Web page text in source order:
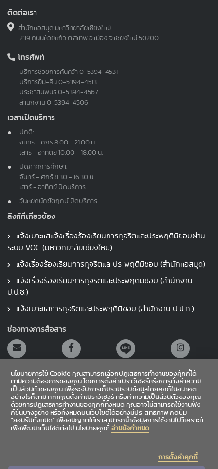
ติดต่อเรา
สำนักหอสมุด มหาวิทยาลัยเชียงใหม่
239 ถนนห้วยแก้ว ต.สุเทพ อ.เมือง จ.เชียงใหม่ 50200
โทรศัพท์
บริการช่วยการค้นคว้า 0-5394-4531
บริการยืม-คืน 0-5394-4513
ประชาสัมพันธ์ 0-5394-4567
สำนักงาน 0-5394-4506
เวลาเปิดบริการ
ปกติ:
จันทร์ - ศุกร์ 8.00 - 21.00 น.
เสาร์ - อาทิตย์ 10.00 - 18.00 น.
ปิดภาคการศึกษา:
จันทร์ - ศุกร์ 8.30 - 16.30 น.
เสาร์ - อาทิตย์ ปิดบริการ
วันหยุดนักขัตฤกษ์ ปิดบริการ
ลิงก์ที่เกี่ยวข้อง
แจ้งเบาะแสแจ้งเรื่องร้องเรียนการทุจริตและประพฤติมิชอบผ่าน
ระบบ VOC (มหาวิทยาลัยเชียงใหม่)
แจ้งเรื่องร้องเรียนการทุจริตและประพฤติมิชอบ (สำนักหอสมุด)
แจ้งเรื่องร้องเรียนการทุจริตและประพฤติมิชอบ (สำนักงาน
ป.ป.ช.)
แจ้งเบาะแสการทุจริตและประพฤติมิชอบ (สำนักงาน ป.ป.ท.)
ช่องทางการสื่อสาร
สายตรงผู้อำนวยการ
เข้าสู่ระบบ
ข้อเสนอแนะ | สถิติผู้เข้าชม | 4,869,803
นโยบายการใช้ Cookie คุณสามารถเลือกปฏิเสธการทำงานของคุ้กกี้ได้
ตามความต้องการของคุณ โดยการตั้งค่าเบราว์เซอร์หรือการตั้งค่าความ
เป็นส่วนตัวของคุณ เพื่อระงับการเก็บรวมรวบข้อมูลโดยคุกกี้ในอนาคต
อย่างไรก็ตาม หากคุณตั้งค่าเบราว์เซอร์ หรือค่าความเป็นส่วนตัวของคุณ
ด้วยการปฎิเสธการทำงานของคุกกี้ทั้งหมด คุณอาจไม่สามารถใช้งานฟัง
ก์ชั่นบางอย่าง หรือทั้งหมดบนเว็บไซต์ได้อย่างมีประสิทธิภาพ กดปุ่ม
"ยอมรับทั้งหมด" เพื่ออนุญาตให้เราสามารถนำข้อมูลการใช้งานไปวิเคราะห์
เพื่อพัฒนาเว็บไซต์ต่อไป นโยบายคุกกี้อ่านข้อกำหนด
การตั้งค่าคุกกี้